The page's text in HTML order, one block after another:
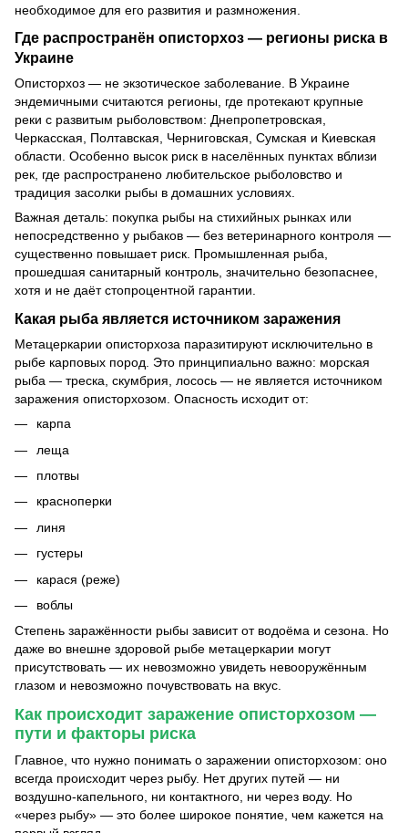
необходимое для его развития и размножения.
Где распространён описторхоз — регионы риска в
Украине
Описторхоз — не экзотическое заболевание. В Украине
эндемичными считаются регионы, где протекают крупные
реки с развитым рыболовством: Днепропетровская,
Черкасская, Полтавская, Черниговская, Сумская и Киевская
области. Особенно высок риск в населённых пунктах вблизи
рек, где распространено любительское рыболовство и
традиция засолки рыбы в домашних условиях.
Важная деталь: покупка рыбы на стихийных рынках или
непосредственно у рыбаков — без ветеринарного контроля —
существенно повышает риск. Промышленная рыба,
прошедшая санитарный контроль, значительно безопаснее,
хотя и не даёт стопроцентной гарантии.
Какая рыба является источником заражения
Метацеркарии описторхоза паразитируют исключительно в
рыбе карповых пород. Это принципиально важно: морская
рыба — треска, скумбрия, лосось — не является источником
заражения описторхозом. Опасность исходит от:
карпа
леща
плотвы
красноперки
линя
густеры
карася (реже)
воблы
Степень заражённости рыбы зависит от водоёма и сезона. Но
даже во внешне здоровой рыбе метацеркарии могут
присутствовать — их невозможно увидеть невооружённым
глазом и невозможно почувствовать на вкус.
Как происходит заражение описторхозом —
пути и факторы риска
Главное, что нужно понимать о заражении описторхозом: оно
всегда происходит через рыбу. Нет других путей — ни
воздушно-капельного, ни контактного, ни через воду. Но
«через рыбу» — это более широкое понятие, чем кажется на